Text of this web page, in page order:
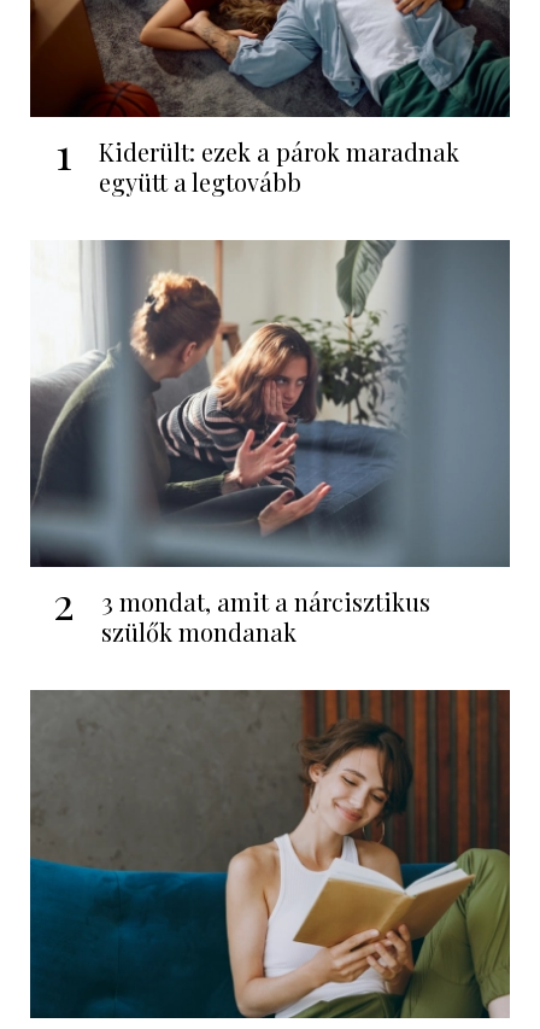
1
Kiderült: ezek a párok maradnak
együtt a legtovább
2
3 mondat, amit a nárcisztikus
szülők mondanak